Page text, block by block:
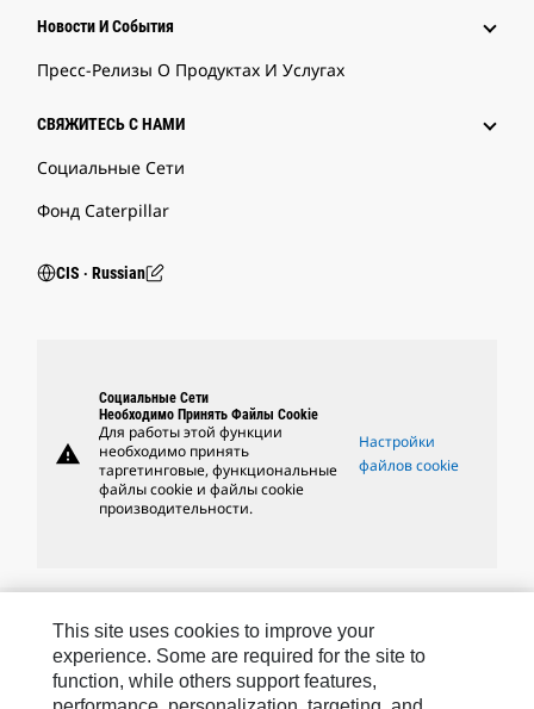
Новости И События
Пресс-Релизы О Продуктах И Услугах
СВЯЖИТЕСЬ С НАМИ
Социальные Сети
Фонд Caterpillar
CIS ‧ Russian
warning
Социальные Сети
Необходимо Принять Файлы Cookie
Для работы этой функции
необходимо принять
таргетинговые, функциональные
файлы cookie и файлы cookie
производительности.
Настройки
файлов cookie
This site uses cookies to improve your
experience. Some are required for the site to
function, while others support features,